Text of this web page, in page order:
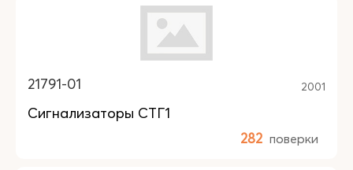
21791-01 2001
Сигнализаторы СТГ1
282 поверки